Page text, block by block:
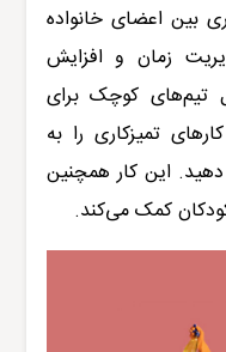
بین اعضای خانواده
زمان و افزایش
تیم‌های کوچک برای
تمیزکاری را به
این کار همچنین
کمک می‌کند.